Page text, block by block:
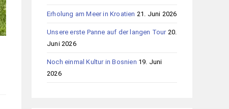
Erholung am Meer in Kroatien 21. Juni 2026
Unsere erste Panne auf der langen Tour 20.
Juni 2026
Noch einmal Kultur in Bosnien 19. Juni
2026